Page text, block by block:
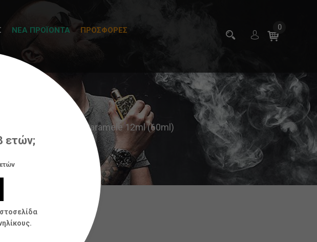
ΝΕΑ ΠΡΟΪΟΝΤΑ
ΠΡΟΣΦΟΡΕΣ
0
Steam City Creme Caramele 12ml (60ml)
ετών;